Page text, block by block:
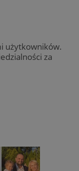
użytkowników.
za